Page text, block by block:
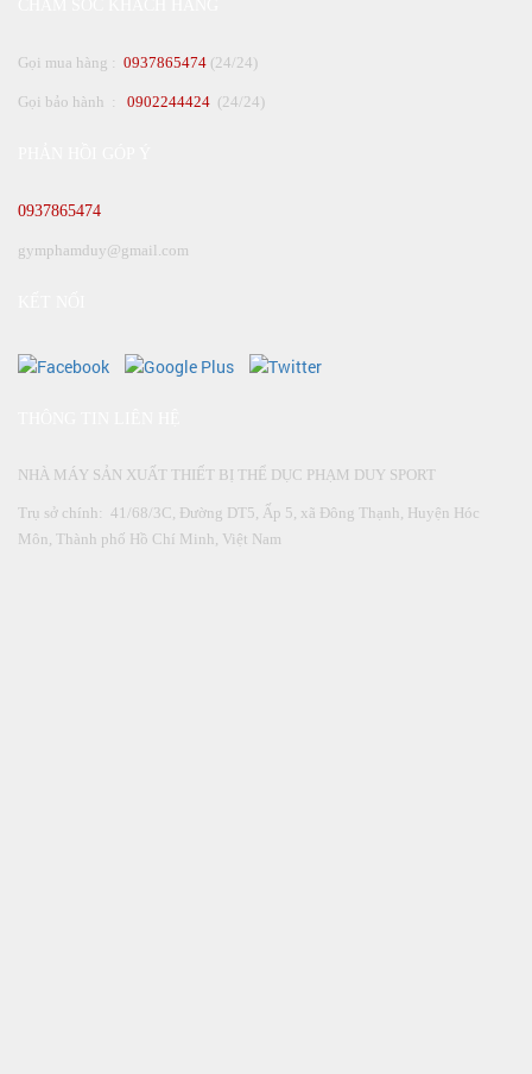
Gọi mua hàng : 0937865474 (24/24)
Gọi bảo hành : 0902244424 (24/24)
0937865474
gymphamduy@gmail.com
NHÀ MÁY SẢN XUẤT THIẾT BỊ THỂ DỤC PHẠM DUY SPORT
Trụ sở chính: 41/68/3C, Đường DT5, Ấp 5, xã Đông Thạnh, Huyện Hóc
Môn, Thành phố Hồ Chí Minh, Việt Nam